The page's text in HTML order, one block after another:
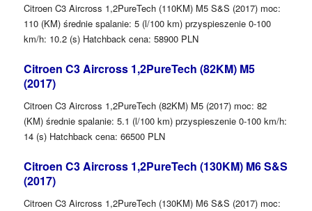
Citroen C3 Aircross 1,2PureTech (110KM) M5 S&S (2017) moc:
110 (KM) średnie spalanie: 5 (l/100 km) przyspieszenie 0-100
km/h: 10.2 (s) Hatchback cena: 58900 PLN
Citroen C3 Aircross 1,2PureTech (82KM) M5
(2017)
Citroen C3 Aircross 1,2PureTech (82KM) M5 (2017) moc: 82
(KM) średnie spalanie: 5.1 (l/100 km) przyspieszenie 0-100 km/h:
14 (s) Hatchback cena: 66500 PLN
Citroen C3 Aircross 1,2PureTech (130KM) M6 S&S
(2017)
Citroen C3 Aircross 1,2PureTech (130KM) M6 S&S (2017) moc: